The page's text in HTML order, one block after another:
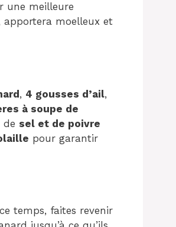
une meilleure
apportera moelleux et
, 4 gousses d’ail,
à soupe de
de sel et de poivre
pour garantir
temps, faites revenir